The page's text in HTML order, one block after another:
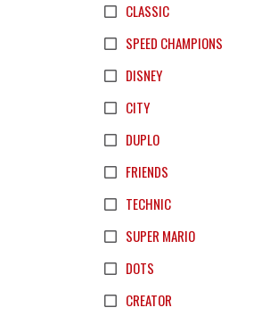
CLASSIC
SPEED CHAMPIONS
DISNEY
CITY
DUPLO
FRIENDS
TECHNIC
SUPER MARIO
DOTS
CREATOR